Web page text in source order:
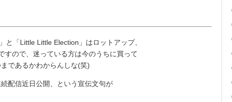
と「Little Little Election」はロットアップ、
すので、迷っている方は今のうちに買って
であるかわからんしな(笑)
配信近日公開、という宣伝文句が